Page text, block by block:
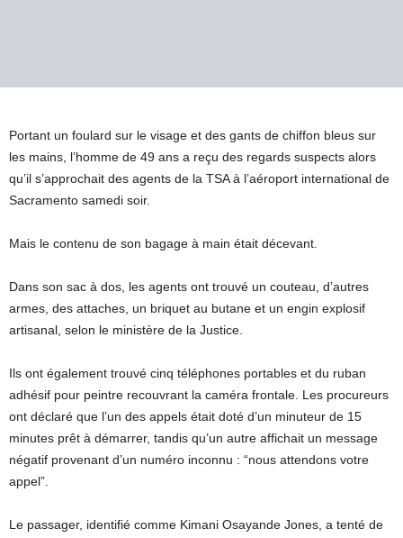
Portant un foulard sur le visage et des gants de chiffon bleus sur
les mains, l’homme de 49 ans a reçu des regards suspects alors
qu’il s’approchait des agents de la TSA à l’aéroport international de
Sacramento samedi soir.
Mais le contenu de son bagage à main était décevant.
Dans son sac à dos, les agents ont trouvé un couteau, d’autres
armes, des attaches, un briquet au butane et un engin explosif
artisanal, selon le ministère de la Justice.
Ils ont également trouvé cinq téléphones portables et du ruban
adhésif pour peintre recouvrant la caméra frontale. Les procureurs
ont déclaré que l’un des appels était doté d’un minuteur de 15
minutes prêt à démarrer, tandis qu’un autre affichait un message
négatif provenant d’un numéro inconnu : “nous attendons votre
appel”.
Le passager, identifié comme Kimani Osayande Jones, a tenté de